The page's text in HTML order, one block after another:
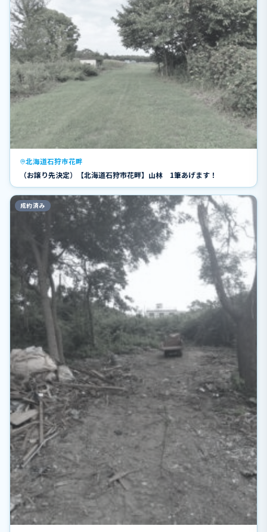
北海道石狩市花畔
（お譲り先決定）【北海道石狩市花畔】山林 1筆あげます！
成約済み